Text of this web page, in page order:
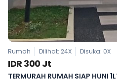
Rumah Dilihat: 24X Disuka: 0X
IDR 300 Jt
TERMURAH RUMAH SIAP HUNI